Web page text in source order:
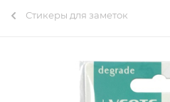
Стикеры для заметок